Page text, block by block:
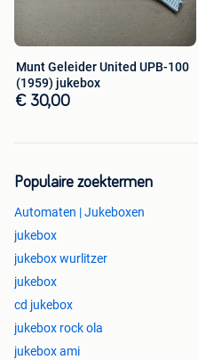
Munt Geleider United UPB-100
(1959) jukebox
€ 30,00
Populaire zoektermen
Automaten | Jukeboxen
jukebox
jukebox wurlitzer
jukebox
cd jukebox
jukebox rock ola
jukebox ami